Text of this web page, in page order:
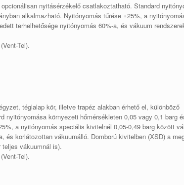
nyitásérzékelő csatlakoztatható. Standard
alkalmazható. Nyitónyomás tűrése ±25%, a
terhelhetősége nyitónyomás 60%-a, és vákuum
Tel).
téglalap kör, illetve trapéz alakban érhető el, különböző
nyitónyomása környezeti hőmérsékleten 0,05 vagy 0,1 barg
a nyitónyomás speciális kivitelnél 0,05-0,49 barg között
korlátozottan vákuumálló. Domború kivitelben (XSD) a
vákuumnál is).
Tel).